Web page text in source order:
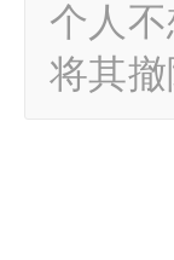
个人
将其撤